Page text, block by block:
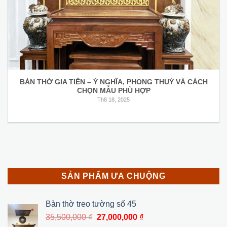
BÀN THỜ GIA TIÊN – Ý NGHĨA, PHONG THUỶ VÀ CÁCH
CHỌN MẪU PHÙ HỢP
Th8 18, 2025
SẢN PHẨM ƯA CHUỘNG
Bàn thờ treo tường số 45
35,500,000₫ Giá
27,000,000 ₫Giá